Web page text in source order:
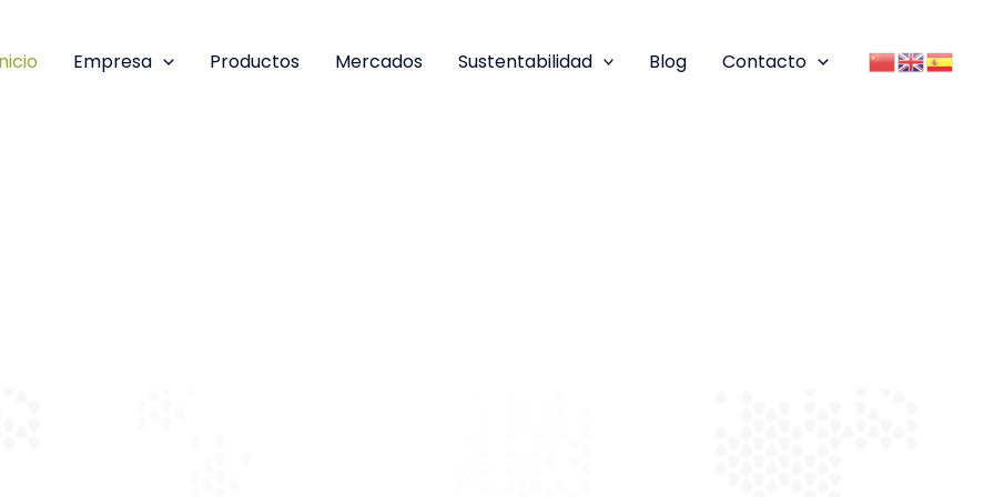
Empresa Productos Mercados Sustentabilidad Blog Contacto